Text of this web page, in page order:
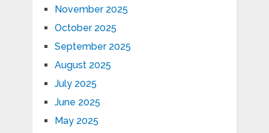
November 2025
October 2025
September 2025
August 2025
July 2025
June 2025
May 2025